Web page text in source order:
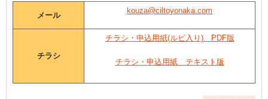
メール
kouza@ciltoyonaka.com
チラシ
チラシ・申込用紙(ルビ入り) PDF版
チラシ・申込用紙 テキスト版